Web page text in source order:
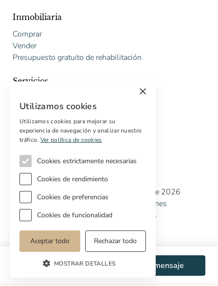
WhatsApp Enviar mensaje
Inmobiliaria
Comprar
Vender
Presupuesto gratuito de rehabilitación
Servicios
Compradores internacionales
Propiedades off-market
Servicios para compradores
Copyright © Cottage Properties Real Estate 2026
Política de Privacidad
Terminos y Condiciones
Política de CookiesPreferencias de cookies
×
Utilizamos cookies
Utilizamos cookies para mejorar su
experiencia de navegación y analizar nuestro
tráfico. Ver política de cookies
Cookies estrictamente necesarias
Cookies de rendimiento
Cookies de preferencias
Cookies de funcionalidad
Aceptar todo Rechazar todo
MOSTRAR DETALLES